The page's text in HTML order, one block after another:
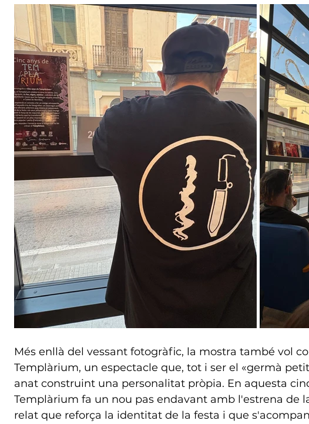
Més enllà del vessant fotogràfic, la mostra també vol
Templàrium, un espectacle que, tot i ser el «germà
anat construint una personalitat pròpia. En aquesta
Templàrium fa un nou pas endavant amb l'estrena de
relat que reforça la identitat de la festa i que